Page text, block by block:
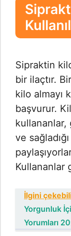
Sipraktin
bir ilaçtır.
kilo almayı
başvurur.
kullananlar,
ve
Kullananlar
İlgini
Yorgunluk
Yorumları